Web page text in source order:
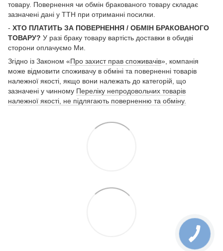
товару. Повернення чи обмін бракованого товару складає
зазначені дані у ТТН при отриманні посилки.
- ХТО ПЛАТИТЬ ЗА ПОВЕРНЕННЯ / ОБМІН БРАКОВАНОГО
ТОВАРУ? У разі браку товару вартість доставки в обидві
сторони оплачуємо Ми.
Згідно із Законом «Про захист прав споживачів», компанія
може відмовити споживачу в обміні та поверненні товарів
належної якості, якщо вони належать до категорій, що
зазначені у чинному Переліку непродовольчих товарів
належної якості, не підлягають поверненню та обміну.